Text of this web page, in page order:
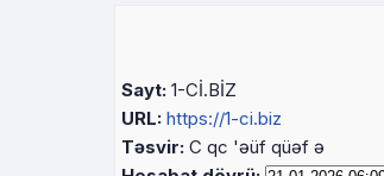
Sayt: 1-Cİ.BİZ
URL: https://1-ci.biz
Təsvir: C qc 'əüf qüəf ə